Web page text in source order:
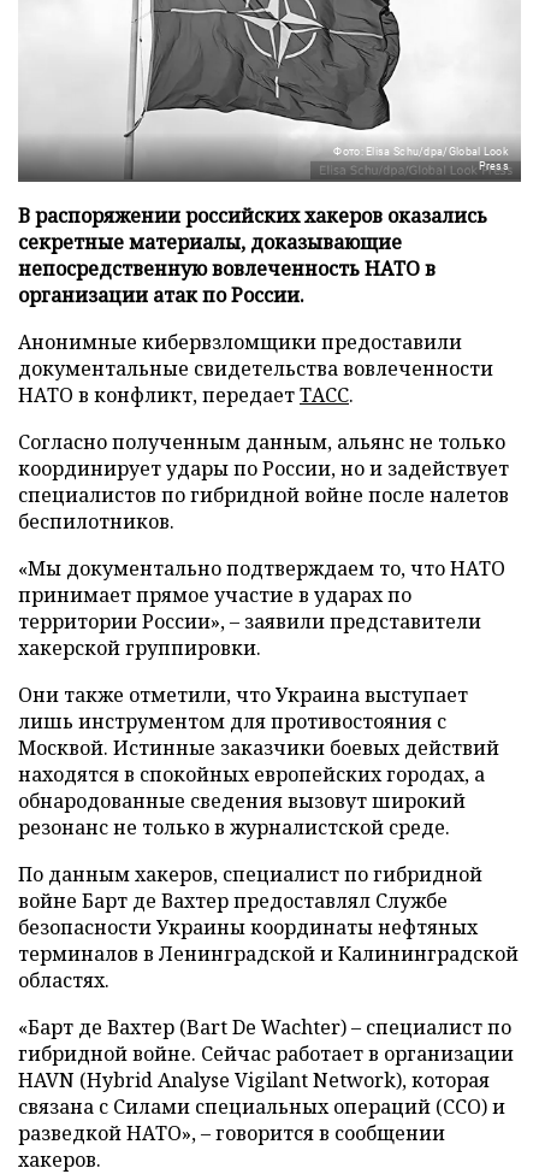
Фото: Elisa Schu/dpa/Global Look
Press
В распоряжении российских хакеров оказались
секретные материалы, доказывающие
непосредственную вовлеченность НАТО в
организации атак по России.
Анонимные кибервзломщики предоставили
документальные свидетельства вовлеченности
НАТО в конфликт, передаетТАСС.
Согласно полученным данным, альянс не только
координирует удары по России, но и задействует
специалистов по гибридной войне после налетов
беспилотников.
«Мы документально подтверждаем то, что НАТО
принимает прямое участие в ударах по
территории России», – заявили представители
хакерской группировки.
Они также отметили, что Украина выступает
лишь инструментом для противостояния с
Москвой. Истинные заказчики боевых действий
находятся в спокойных европейских городах, а
обнародованные сведения вызовут широкий
резонанс не только в журналистской среде.
По данным хакеров, специалист по гибридной
войне Барт де Вахтер предоставлял Службе
безопасности Украины координаты нефтяных
терминалов в Ленинградской и Калининградской
областях.
«Барт де Вахтер (Bart De Wachter) – специалист по
гибридной войне. Сейчас работает в организации
HAVN (Hybrid Analyse Vigilant Network), которая
связана с Силами специальных операций (ССО) и
разведкой НАТО», – говорится в сообщении
хакеров.